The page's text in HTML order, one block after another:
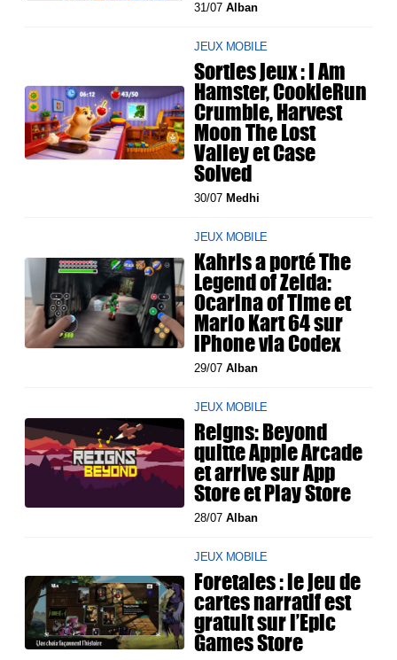
31/07Alban
JEUX MOBILE
Sorties jeux : I Am
Hamster, CookieRun
Crumble, Harvest
Moon The Lost
Valley et Case
Solved
30/07 Medhi
JEUX MOBILE
Kahris a porté The
Legend of Zelda:
Ocarina of Time et
Mario Kart 64 sur
iPhone via Codex
29/07Alban
JEUX MOBILE
Reigns: Beyond
quitte Apple Arcade
et arrive sur App
Store et Play Store
28/07Alban
JEUX MOBILE
Foretales : le jeu de
cartes narratif est
gratuit sur l’Epic
Games Store